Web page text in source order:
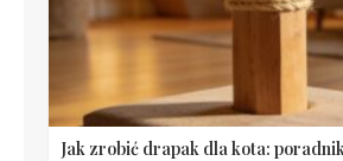
Jak zrobić drapak dla kota: